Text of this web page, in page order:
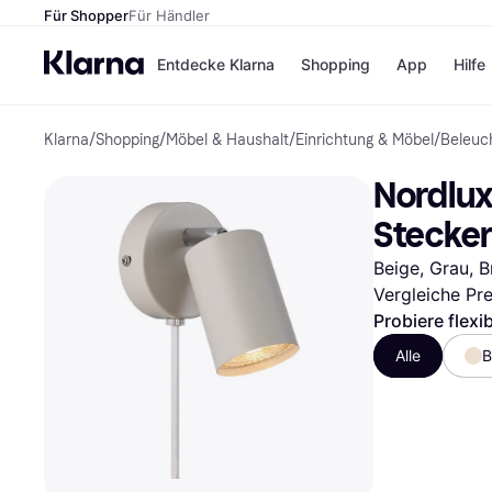
Für ShopperFür Händler
Entdecke Klarna
Zahlungsmethoden
Sofort bezahlen
Bezahle in 3
Teilzahlungen
Bezahle in bis zu 30
Ratenzahlung
Shopping
Shops
eBay
Temu
SHEIN
Alle Shops
App Hilfe
Klarna/Shopping/Möbel & Haushalt/Einrichtung & Möbel /
Beige, Grau,
Vergleiche
Probiere
Alle